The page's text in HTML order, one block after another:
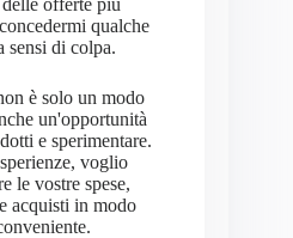
qualche
sensi di colpa.
è solo un modo
un'opportunità
e sperimentare.
voglio
le vostre spese,
acquisti in modo